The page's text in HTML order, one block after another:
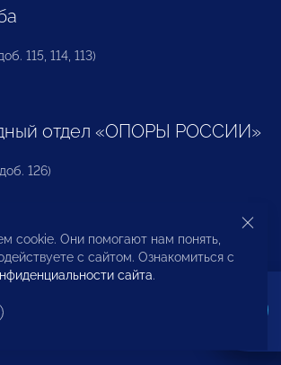
115, 114, 113)
отдел «ОПОРЫ РОССИИ»
126)
прав предпринимателей и
cookie. Они помогают нам понять,
с сайтом. Ознакомиться с
сайта.